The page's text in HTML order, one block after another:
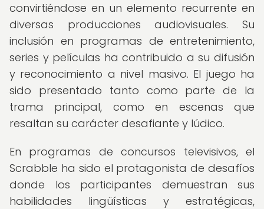
convirtiéndose en un elemento recurrente en
diversas producciones audiovisuales. Su
inclusión en programas de entretenimiento,
series y películas ha contribuido a su difusión
y reconocimiento a nivel masivo. El juego ha
sido presentado tanto como parte de la
trama principal, como en escenas que
resaltan su carácter desafiante y lúdico.
En programas de concursos televisivos, el
Scrabble ha sido el protagonista de desafíos
donde los participantes demuestran sus
habilidades lingüísticas y estratégicas,